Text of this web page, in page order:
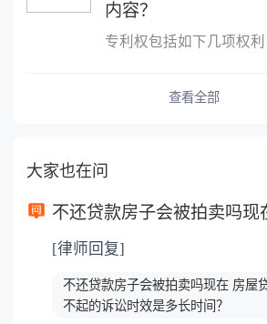
内容？
查看全部
大家也在问
[律师回复]
不还贷款房子会被拍卖吗现在 房屋
不起的诉讼时效是多长时间？